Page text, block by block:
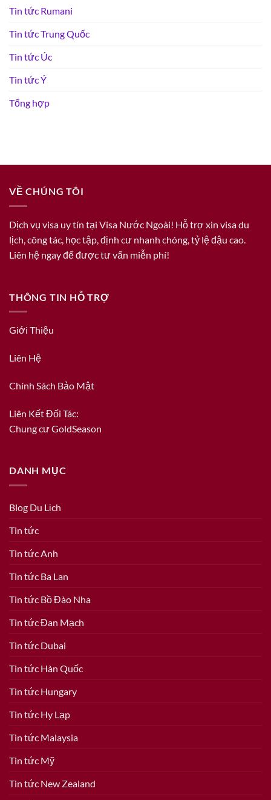
Tin tức Rumani
Tin tức Trung Quốc
Tin tức Úc
Tin tức Ý
Tổng hợp
VỀ CHÚNG TÔI
Dịch vụ visa uy tín tại Visa Nước Ngoài! Hỗ trợ xin visa du
lịch, công tác, học tập, định cư nhanh chóng, tỷ lệ đậu cao.
Liên hệ ngay để được tư vấn miễn phí!
THÔNG TIN HỖ TRỢ
Giới Thiệu
Liên Hệ
Chính Sách Bảo Mật
Liên Kết Đối Tác:
Chung cư GoldSeason
DANH MỤC
Blog Du Lịch
Tin tức
Tin tức Anh
Tin tức Ba Lan
Tin tức Bồ Đào Nha
Tin tức Đan Mạch
Tin tức Dubai
Tin tức Hàn Quốc
Tin tức Hungary
Tin tức Hy Lạp
Tin tức Malaysia
Tin tức Mỹ
Tin tức New Zealand